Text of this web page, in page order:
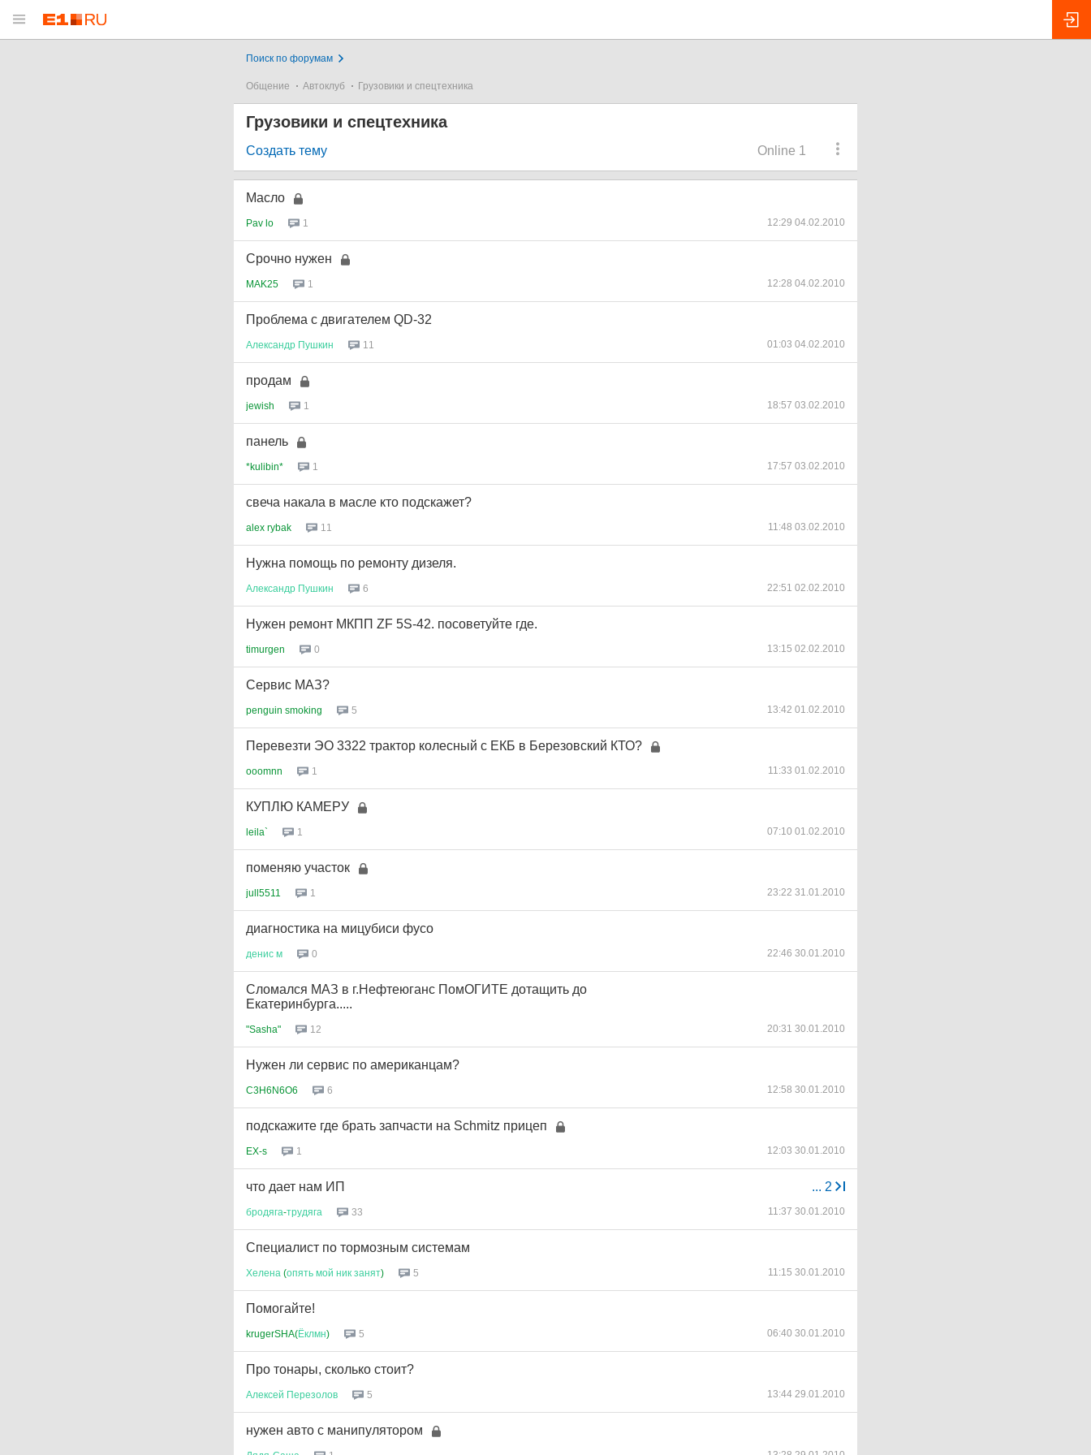
Поиск по форумам
Общение Автоклуб Грузовики и спецтехника
Грузовики и спецтехника
Online 1
Создать тему
Масло
Pav lo 1 12:29 04.02.2010
Срочно нужен
MAK25 1 12:28 04.02.2010
Проблема с двигателем QD-32
Александр Пушкин 11 01:03 04.02.2010
продам
jewish 1 18:57 03.02.2010
панель
*kulibin* 1 17:57 03.02.2010
свеча накала в масле кто подскажет?
alex rybak 11 11:48 03.02.2010
Нужна помощь по ремонту дизеля.
Александр Пушкин 6 22:51 02.02.2010
Нужен ремонт МКПП ZF 5S-42. посоветуйте где.
timurgen 0 13:15 02.02.2010
Сервис МАЗ?
penguin smoking 5 13:42 01.02.2010
Перевезти ЭО 3322 трактор колесный с ЕКБ в Березовский КТО?
ooomnn 1 11:33 01.02.2010
КУПЛЮ КАМЕРУ
leila` 1 07:10 01.02.2010
поменяю участок
jull5511 1 23:22 31.01.2010
диагностика на мицубиси фусо
денис м 0 22:46 30.01.2010
Сломался МАЗ в г.Нефтеюганс ПомОГИТЕ дотащить до
Екатеринбурга.....
"Sasha" 12 20:31 30.01.2010
Нужен ли сервис по американцам?
C3H6N6O6 6 12:58 30.01.2010
подскажите где брать запчасти на Schmitz прицеп
EX-s 1 12:03 30.01.2010
... 2
что дает нам ИП
бродяга-трудяга 33 11:37 30.01.2010
Специалист по тормозным системам
Хелена (опять мой ник занят) 5 11:15 30.01.2010
Помогайте!
krugerSHA(Ёклмн) 5 06:40 30.01.2010
Про тонары, сколько стоит?
Алексей Перезолов 5 13:44 29.01.2010
нужен авто с манипулятором